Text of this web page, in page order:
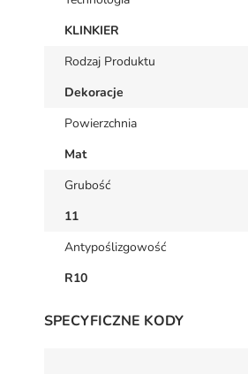
KLINKIER
Rodzaj Produktu
Dekoracje
Powierzchnia
Mat
Grubość
11
Antypoślizgowość
R10
SPECYFICZNE KODY